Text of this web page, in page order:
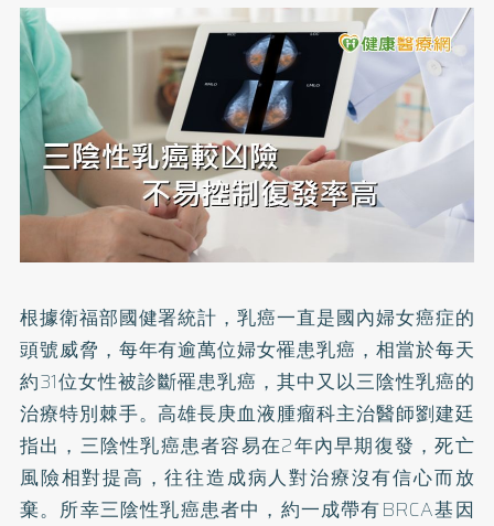
根據衛福部國健署統計，乳癌一直是國內婦女癌症的
頭號威脅，每年有逾萬位婦女罹患乳癌，相當於每天
約31位女性被診斷罹患乳癌，其中又以三陰性乳癌的
治療特別棘手。高雄長庚血液腫瘤科主治醫師劉建廷
指出，三陰性乳癌患者容易在2年內早期復發，死亡
風險相對提高，往往造成病人對治療沒有信心而放
棄。所幸三陰性乳癌患者中，約一成帶有BRCA基因